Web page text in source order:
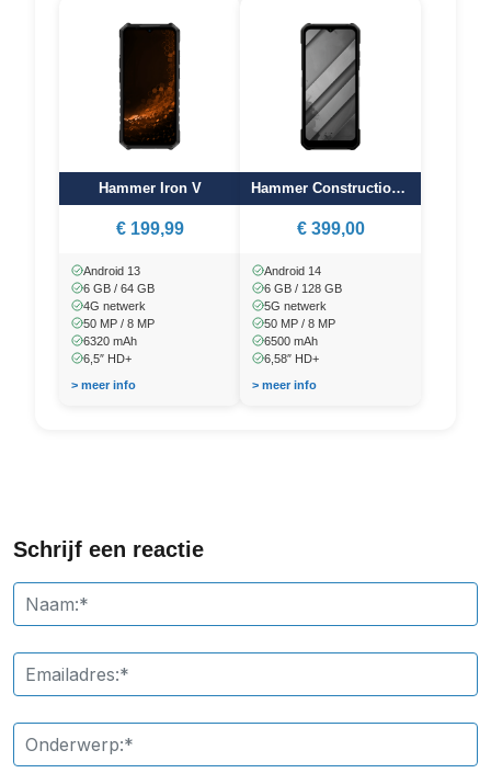
Hammer Iron V
€ 199,99
Android 13
6 GB / 64 GB
4G netwerk
50 MP / 8 MP
6320 mAh
6,5″ HD+
> meer info
Hammer Construction 2 5G
€ 399,00
Android 14
6 GB / 128 GB
5G netwerk
50 MP / 8 MP
6500 mAh
6,58″ HD+
> meer info
Schrijf een reactie